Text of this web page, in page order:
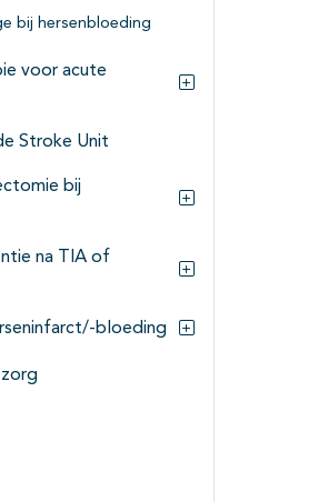
bij hersenbloeding
voor acute
Stroke Unit
bij
na TIA of
bloeding